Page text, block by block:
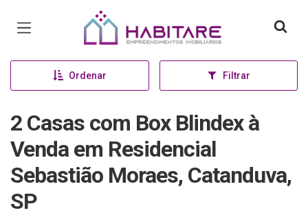
Página inicial
Ordenar Filtrar
2 Casas com Box Blindex à
Venda em Residencial
Sebastião Moraes, Catanduva,
SP